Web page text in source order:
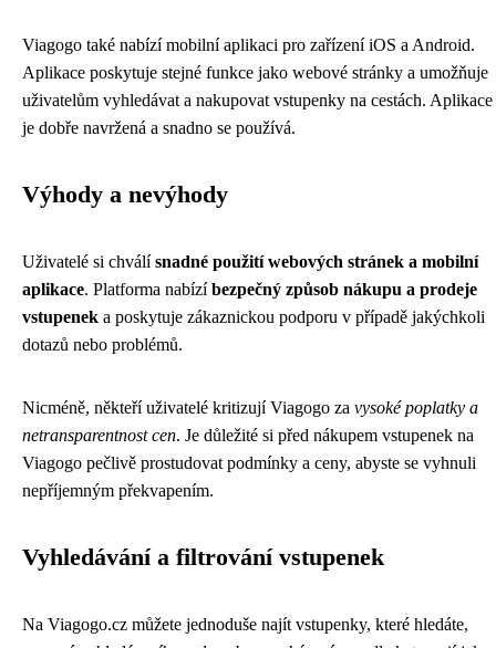
Viagogo také nabízí mobilní aplikaci pro zařízení iOS a Android.
Aplikace poskytuje stejné funkce jako webové stránky a umožňuje
uživatelům vyhledávat a nakupovat vstupenky na cestách. Aplikace
je dobře navržená a snadno se používá.
Výhody a nevýhody
Uživatelé si chválísnadné použití webových stránek a mobilní
aplikace. Platforma nabízíbezpečný způsob nákupu a prodeje
vstupenek a poskytuje zákaznickou podporu v případě jakýchkoli
dotazů nebo problémů.
Nicméně, někteří uživatelé kritizují Viagogo za vysoké poplatky a
netransparentnost cen. Je důležité si před nákupem vstupenek na
Viagogo pečlivě prostudovat podmínky a ceny, abyste se vyhnuli
nepříjemným překvapením.
Vyhledávání a filtrování vstupenek
Na Viagogo.cz můžete jednoduše najít vstupenky, které hledáte,